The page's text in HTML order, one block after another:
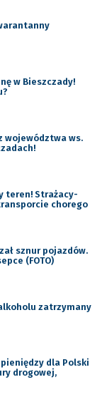
w Bieszczady!
województwa ws.
teren! Strażacy-
chorego
sznur pojazdów.
(FOTO)
zatrzymany
pieniędzy dla Polski
drogowej,